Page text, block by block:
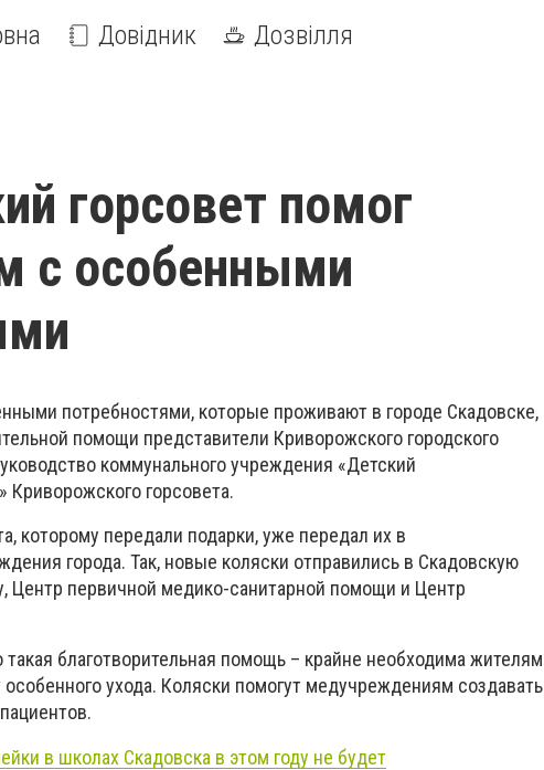
Довідник Дозвілля
горсовет помог
с особенными
потребностями, которые проживают в городе Скадовске,
помощи представители Криворожского городского
коммунального учреждения «Детский
Криворожского горсовета.
которому передали подарки, уже передал их в
города. Так, новые коляски отправились в Скадовскую
Центр первичной медико-санитарной помощи и Центр
такая благотворительная помощь – крайне необходима жителям
ухода. Коляски помогут медучреждениям создавать
в школах Скадовска в этом году не будет